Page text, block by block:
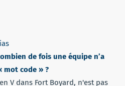
de fois une équipe n’a
mot code » ?
V dans Fort Boyard, n'est pas